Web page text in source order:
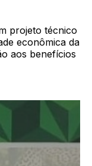
projeto técnico
econômica da
aos benefícios